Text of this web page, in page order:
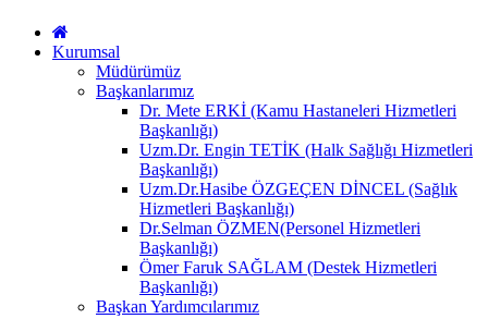
Kurumsal
Müdürümüz
Başkanlarımız
Dr. Mete ERKİ (Kamu Hastaneleri Hizmetleri
Başkanlığı)
Uzm.Dr. Engin TETİK (Halk Sağlığı Hizmetleri
Başkanlığı)
Uzm.Dr.Hasibe ÖZGEÇEN DİNCEL (Sağlık
Hizmetleri Başkanlığı)
Dr.Selman ÖZMEN(Personel Hizmetleri
Başkanlığı)
Ömer Faruk SAĞLAM (Destek Hizmetleri
Başkanlığı)
Başkan Yardımcılarımız